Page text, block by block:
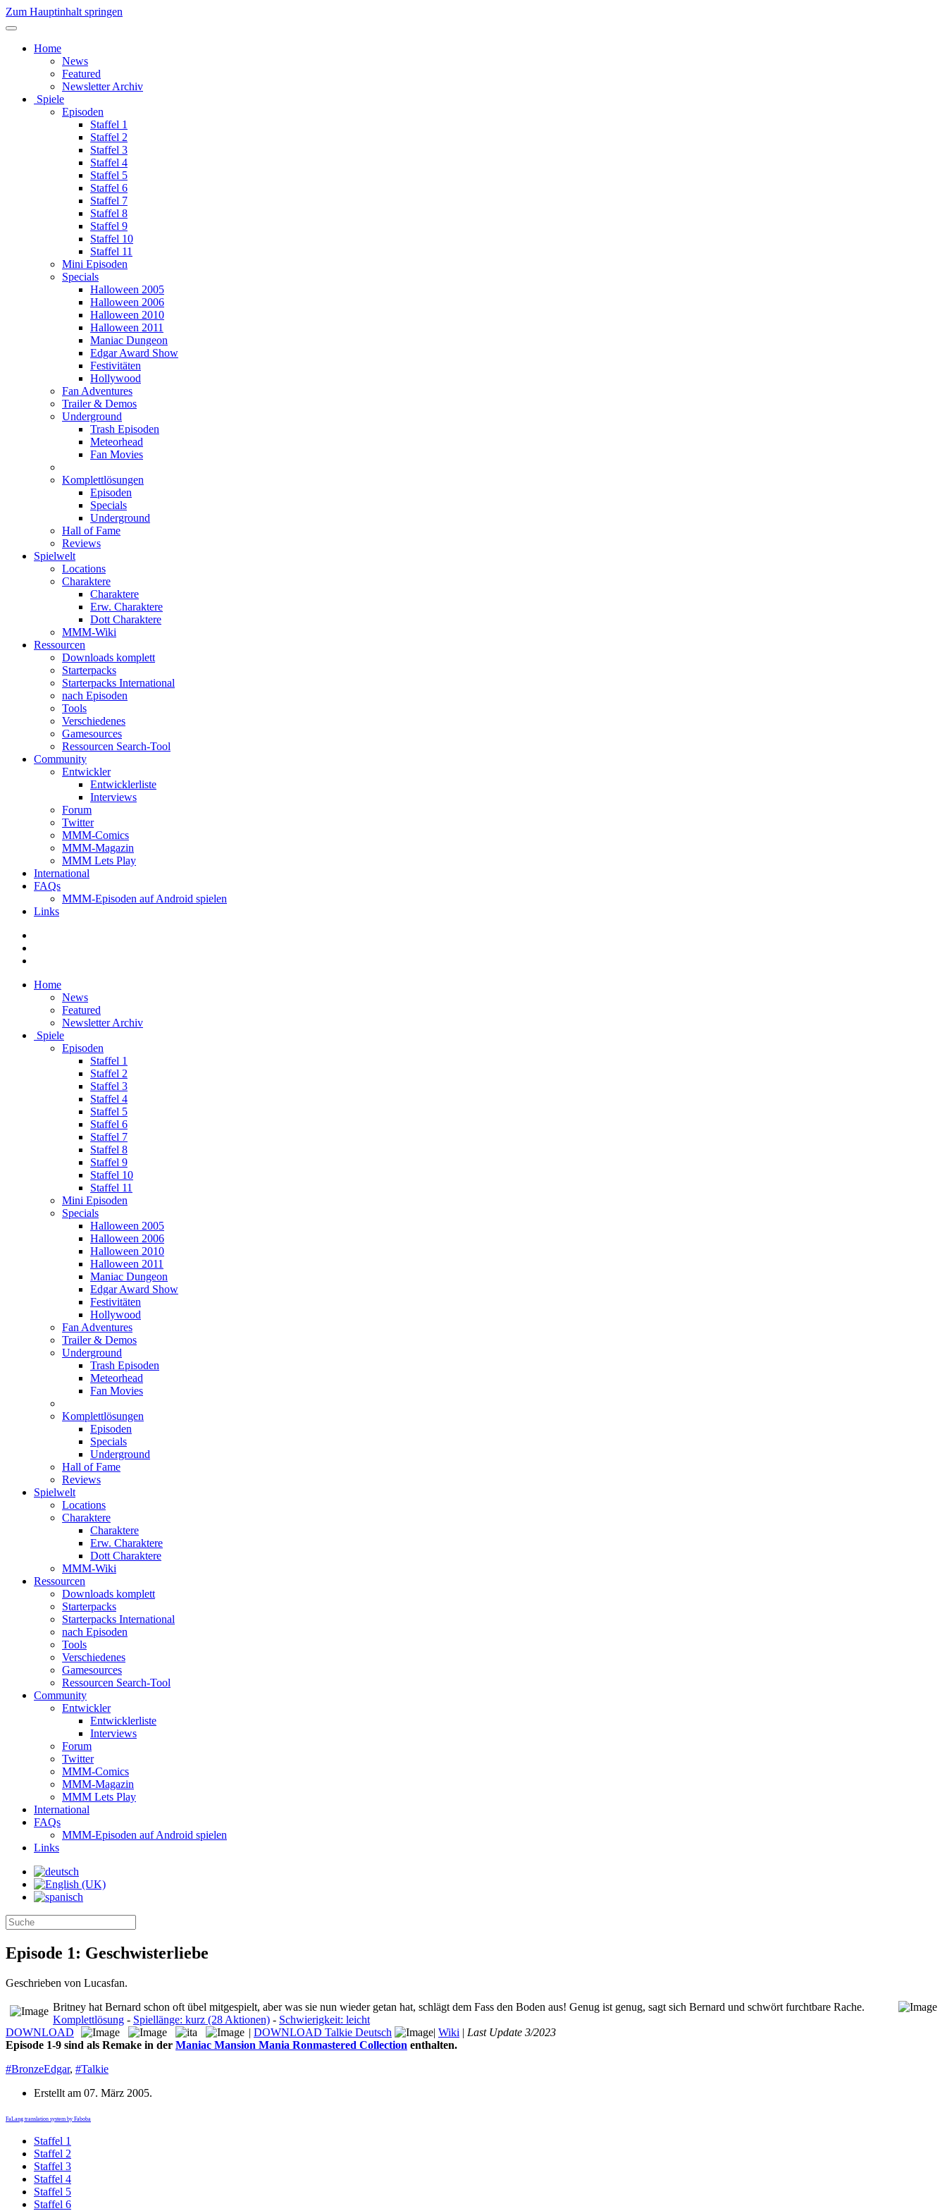
Zum Hauptinhalt springen
Home
News
Featured
Newsletter Archiv
Spiele
Episoden
Staffel 1
Staffel 2
Staffel 3
Staffel 4
Staffel 5
Staffel 6
Staffel 7
Staffel 8
Staffel 9
Staffel 10
Staffel 11
Mini Episoden
Specials
Halloween 2005
Halloween 2006
Halloween 2010
Halloween 2011
Maniac Dungeon
Edgar Award Show
Festivitäten
Hollywood
Fan Adventures
Trailer & Demos
Underground
Trash Episoden
Meteorhead
Fan Movies
Komplettlösungen
Episoden
Specials
Underground
Hall of Fame
Reviews
Spielwelt
Locations
Charaktere
Charaktere
Erw. Charaktere
Dott Charaktere
MMM-Wiki
Ressourcen
Downloads komplett
Starterpacks
Starterpacks International
nach Episoden
Tools
Verschiedenes
Gamesources
Ressourcen Search-Tool
Community
Entwickler
Entwicklerliste
Interviews
Forum
Twitter
MMM-Comics
MMM-Magazin
MMM Lets Play
International
FAQs
MMM-Episoden auf Android spielen
Links
Home
News
Featured
Newsletter Archiv
Spiele
Episoden
Staffel 1
Staffel 2
Staffel 3
Staffel 4
Staffel 5
Staffel 6
Staffel 7
Staffel 8
Staffel 9
Staffel 10
Staffel 11
Mini Episoden
Specials
Halloween 2005
Halloween 2006
Halloween 2010
Halloween 2011
Maniac Dungeon
Edgar Award Show
Festivitäten
Hollywood
Fan Adventures
Trailer & Demos
Underground
Trash Episoden
Meteorhead
Fan Movies
Komplettlösungen
Episoden
Specials
Underground
Hall of Fame
Reviews
Spielwelt
Locations
Charaktere
Charaktere
Erw. Charaktere
Dott Charaktere
MMM-Wiki
Ressourcen
Downloads komplett
Starterpacks
Starterpacks International
nach Episoden
Tools
Verschiedenes
Gamesources
Ressourcen Search-Tool
Community
Entwickler
Entwicklerliste
Interviews
Forum
Twitter
MMM-Comics
MMM-Magazin
MMM Lets Play
International
FAQs
MMM-Episoden auf Android spielen
Links
Episode 1: Geschwisterliebe
Geschrieben von Lucasfan.
Britney hat Bernard schon oft übel mitgespielt, aber was sie nun wieder getan hat, schlägt dem Fass den Boden aus! Genug ist genug, sagt sich Bernard und schwört furchtbare Rache.
Komplettlösung - Spiellänge: kurz (28 Aktionen) - Schwierigkeit: leicht
DOWNLOAD
| DOWNLOAD Talkie Deutsch | Wiki | Last Update 3/2023
Episode 1-9 sind als Remake in der Maniac Mansion Mania Ronmastered Collection enthalten.
#BronzeEdgar, #Talkie
Erstellt am 07. März 2005.
FaLang translation system by Faboba
Staffel 1
Staffel 2
Staffel 3
Staffel 4
Staffel 5
Staffel 6